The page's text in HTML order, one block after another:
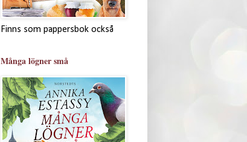
Finns som pappersbok också
Många lögner små